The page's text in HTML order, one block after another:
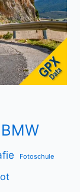
BMW
Fotoschule